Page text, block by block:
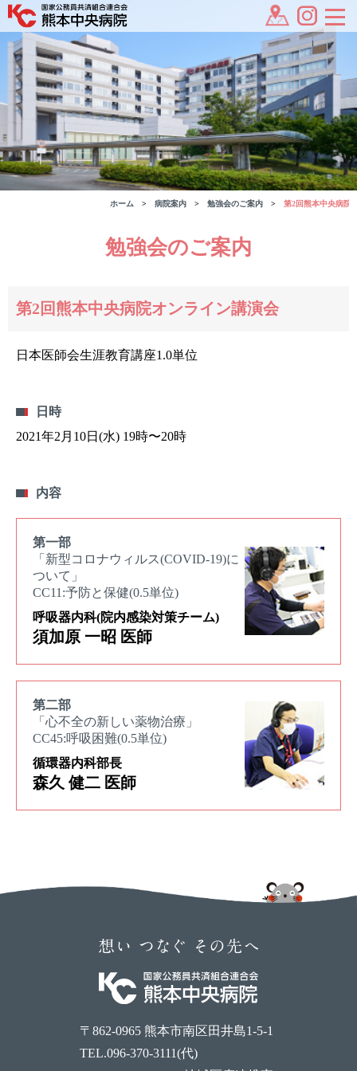
ホーム 病院案内 勉強会のご案内 第2回熊本中央病院
勉強会のご案内
第2回熊本中央病院オンライン講演会
日本医師会生涯教育講座1.0単位
日時
2021年2月10日(水) 19時〜20時
内容
第一部
「新型コロナウィルス(COVID-19)に
ついて」
CC11:予防と保健(0.5単位)
呼吸器内科(院内感染対策チーム)
須加原 一昭 医師
第二部
「心不全の新しい薬物治療」
CC45:呼吸困難(0.5単位)
循環器内科部長
森久 健二 医師
〒862-0965 熊本市南区田井島1-5-1
TEL.096-370-3111(代)